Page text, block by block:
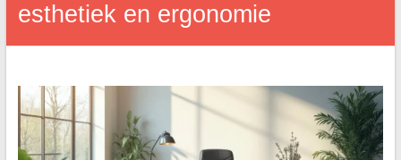
esthetiek en ergonomie